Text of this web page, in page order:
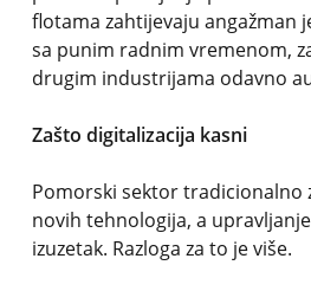
flotama zahtijevaju angažman
sa punim radnim vremenom,
drugim industrijama odavno
Zašto digitalizacija kasni
Pomorski sektor tradicionalno
novih tehnologija, a
izuzetak. Razloga za to je više.